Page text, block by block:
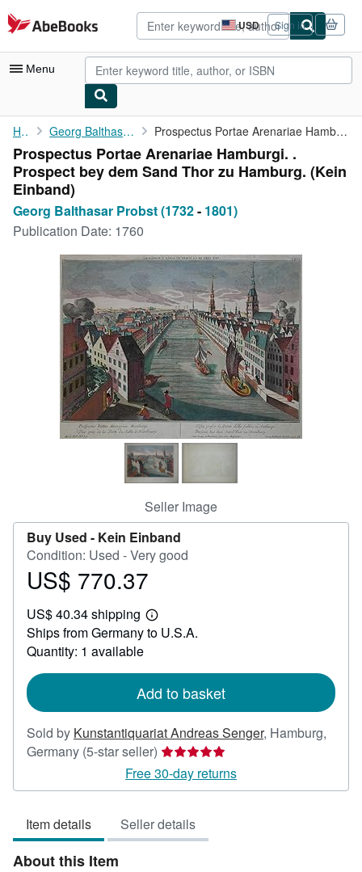
Skip to main content
AbeBooks.com USD
Site
shopping
preferences
Sign in
Menu
My Account
My Purchases
Advanced Search
Browse Collections
Art & Collectibles
Textbooks
Start Selling
CLOSE
Home Georg Balthasar Probst (1732 Prospectus Portae Arenariae Hamburgi. . Prospect bey dem Sand ...
Prospectus Portae Arenariae Hamburgi. .
Prospect bey dem Sand Thor zu Hamburg. (Kein
Einband)
Georg Balthasar Probst (1732- 1801)
Publication Date: 1760
Seller Image
Buy Used - Kein Einband
Condition: Used - Very good
Price
770.37
US$ 770.37
US$ 40.34 shipping
Learn
more
Ships from Germany to U.S.A.
Quantity: 1 available
Add to basket
Sold by Kunstantiquariat Andreas Senger, Hamburg,
Germany (5-star seller) Seller
rating
5
of
5
Free 30-day returns
Item details Seller details
About this Item